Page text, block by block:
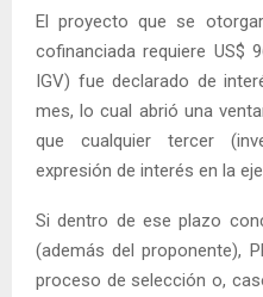
El proyecto que se
cofinanciada requiere US$
IGV) fue declarado de
mes, lo cual abrió una
que cualquier tercer
expresión de interés en la
Si dentro de ese plazo
(además del proponente),
proceso de selección o,